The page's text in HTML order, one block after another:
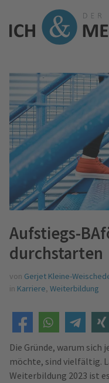
Aufstiegs-
durchstarten
von Gerjet Kleine-
in Karriere, Weiterbildung
Die Gründe, warum
möchte, sind vielfältig.
Weiterbildung 2023 ist